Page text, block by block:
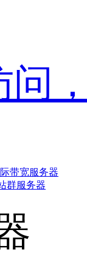
问
带宽服务器
群服务器